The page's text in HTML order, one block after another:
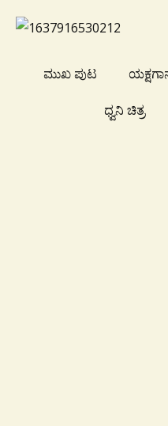
ಮುಖ ಪುಟ
ಧ್ವನಿ ಚಿತ್ರ